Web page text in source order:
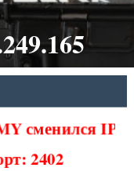
сменился IP
2402